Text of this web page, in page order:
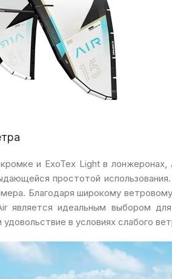
и ExoTex Light в
простотой
Благодаря широкому
является идеальным выбором
в условиях слабого